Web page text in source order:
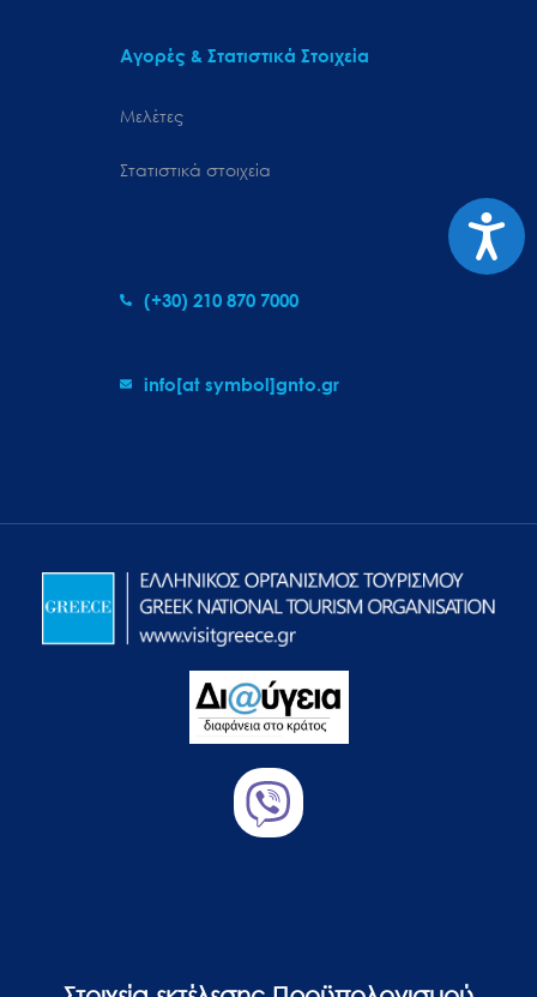
Αγορές & Στατιστικά Στοιχεία
Μελέτες
Στατιστικά στοιχεία
(+30) 210 870 7000
info[at symbol]gnto.gr